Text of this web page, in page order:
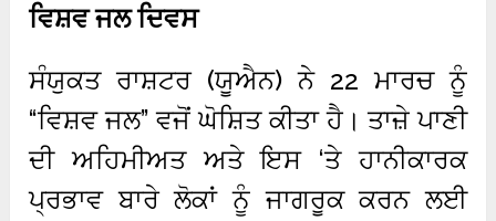
ਵਿਸ਼ਵ ਜਲ ਦਿਵਸ
ਸੰਯੁਕਤ ਰਾਸ਼ਟਰ (ਯੂਐਨ) ਨੇ 22 ਮਾਰਚ ਨੂੰ
“ਵਿਸ਼ਵ ਜਲ” ਵਜੋਂ ਘੋਸ਼ਿਤ ਕੀਤਾ ਹੈ। ਤਾਜ਼ੇ ਪਾਣੀ
ਦੀ ਅਹਿਮੀਅਤ ਅਤੇ ਇਸ ‘ਤੇ ਹਾਨੀਕਾਰਕ
ਪ੍ਰਭਾਵ ਬਾਰੇ ਲੋਕਾਂ ਨੂੰ ਜਾਗਰੂਕ ਕਰਨ ਲਈ